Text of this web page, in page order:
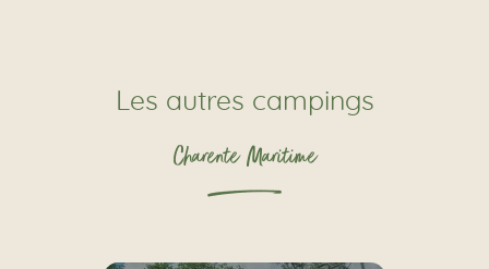
Les autres campings
Charente Maritime